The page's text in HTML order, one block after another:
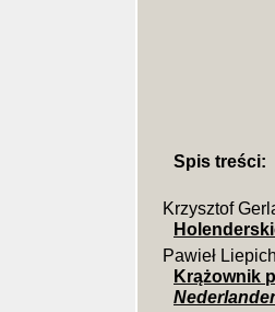
Spis treści:
Krzysztof
Pawieł
Krążownik